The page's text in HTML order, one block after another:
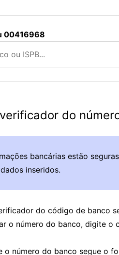
00416968
do
bancárias estão
inseridos.
do código de banco
o número do banco, digite o
o número do banco segue o